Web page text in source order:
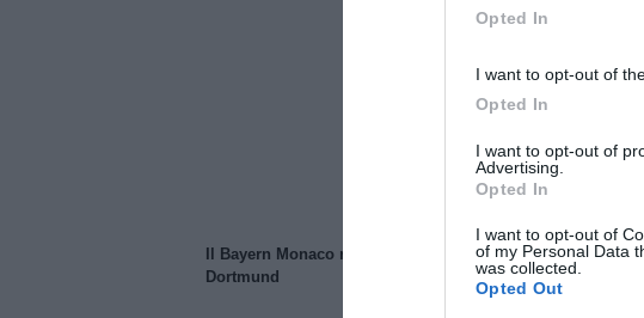
Opted In
I want to opt-out of
Opted In
I want to opt-out of
Advertising.
Opted In
I want to opt-out of
of my Personal Data
was collected.
Opted Out
Il Bayern Monaco ridimensiona il Borussia
Dortmund